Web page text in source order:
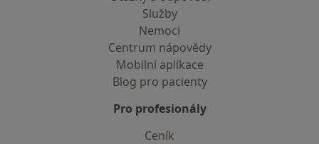
Služby
Nemoci
Centrum nápovědy
Mobilní aplikace
Blog pro pacienty
Pro profesionály
Ceník